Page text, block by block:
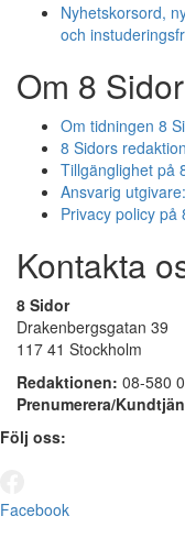
Nyhetskorsord,
och
Om 8 Sidor
Om tidningen 8
8 Sidors redaktion
Tillgänglighet på
Ansvarig utgivare:
Privacy policy på
Kontakta
8 Sidor
Drakenbergsgatan 39
117 41 Stockholm
Redaktionen: 08-580
Prenumerera/
Följ oss:
Facebook